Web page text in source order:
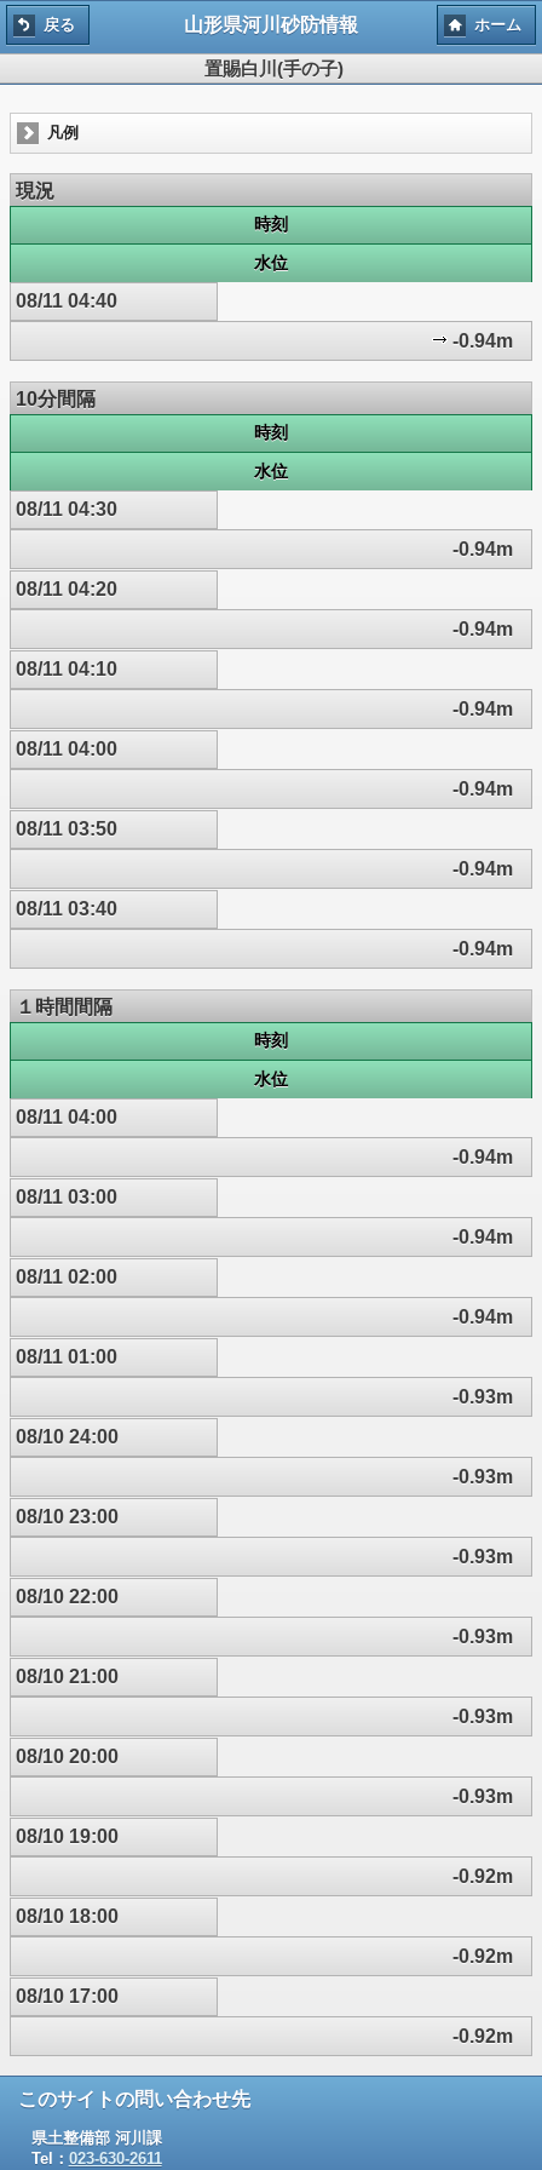
戻る 山形県河川砂防情報 ホーム
置賜白川(手の子)
凡例
現況
時刻
水位
08/11 04:40
-0.94m
10分間隔
時刻
水位
08/11 04:30
-0.94m
08/11 04:20
-0.94m
08/11 04:10
-0.94m
08/11 04:00
-0.94m
08/11 03:50
-0.94m
08/11 03:40
-0.94m
１時間間隔
時刻
水位
08/11 04:00
-0.94m
08/11 03:00
-0.94m
08/11 02:00
-0.94m
08/11 01:00
-0.93m
08/10 24:00
-0.93m
08/10 23:00
-0.93m
08/10 22:00
-0.93m
08/10 21:00
-0.93m
08/10 20:00
-0.93m
08/10 19:00
-0.92m
08/10 18:00
-0.92m
08/10 17:00
-0.92m
このサイトの問い合わせ先
県土整備部 河川課
Tel： 023-630-2611